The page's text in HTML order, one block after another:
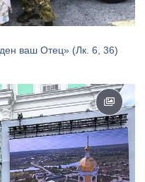
ваш Отец» (Лк. 6, 36)